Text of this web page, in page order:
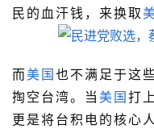
民的血汗钱，来换取
而美国 也不满足于这
掏空台湾。当 美国 打
更是将台积电的核心